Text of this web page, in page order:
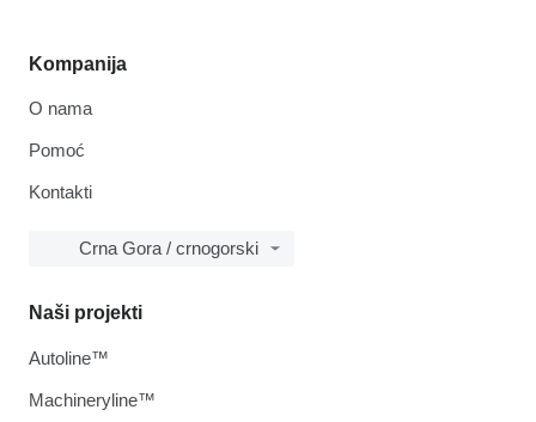
Kompanija
O nama
Pomoć
Kontakti
Crna Gora / crnogorski
Naši projekti
Autoline™
Machineryline™